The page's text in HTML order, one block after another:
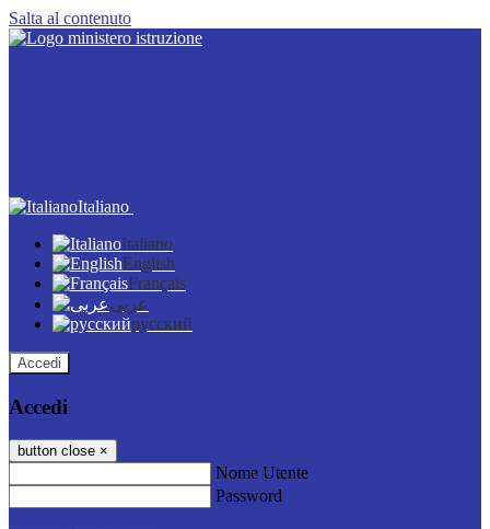
Salta al contenuto
Italiano
Italiano
English
Français
عربى
русский
Accedi
Accedi
button close ×
Nome Utente
Password